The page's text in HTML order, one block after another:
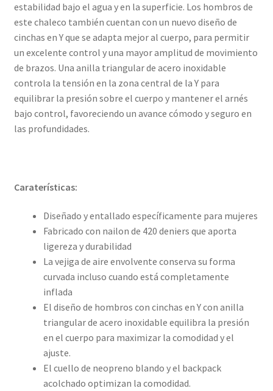
estabilidad bajo el agua y en la superficie. Los hombros de
este chaleco también cuentan con un nuevo diseño de
cinchas en Y que se adapta mejor al cuerpo, para permitir
un excelente control y una mayor amplitud de movimiento
de brazos. Una anilla triangular de acero inoxidable
controla la tensión en la zona central de la Y para
equilibrar la presión sobre el cuerpo y mantener el arnés
bajo control, favoreciendo un avance cómodo y seguro en
las profundidades.
Caraterísticas:
Diseñado y entallado específicamente para mujeres
Fabricado con nailon de 420 deniers que aporta
ligereza y durabilidad
La vejiga de aire envolvente conserva su forma
curvada incluso cuando está completamente
inflada
El diseño de hombros con cinchas en Y con anilla
triangular de acero inoxidable equilibra la presión
en el cuerpo para maximizar la comodidad y el
ajuste.
El cuello de neopreno blando y el backpack
acolchado optimizan la comodidad.